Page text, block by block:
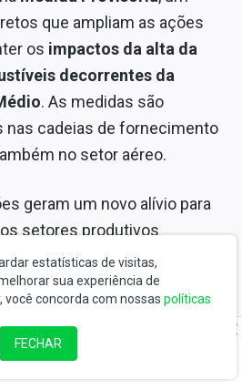
que ampliam as ações
os impactos da alta da
decorrentes da
. As medidas são
nas cadeias de fornecimento
no setor aéreo.
geram um novo alívio para
setores produtivos
os efeitos internos do
pela guerra, disse o
é neutro, de acordo
e Orçamento.
estatísticas de visitas,
sua experiência de
você concorda com nossas políticas
FECHAR